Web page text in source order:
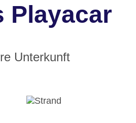
Playacar
Unterkunft